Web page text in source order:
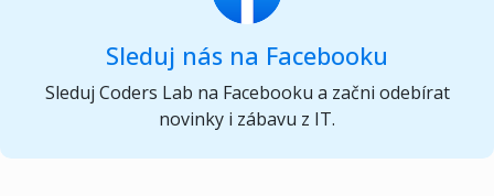
Sleduj nás na Facebooku
Sleduj Coders Lab na Facebooku a začni odebírat
novinky i zábavu z IT.